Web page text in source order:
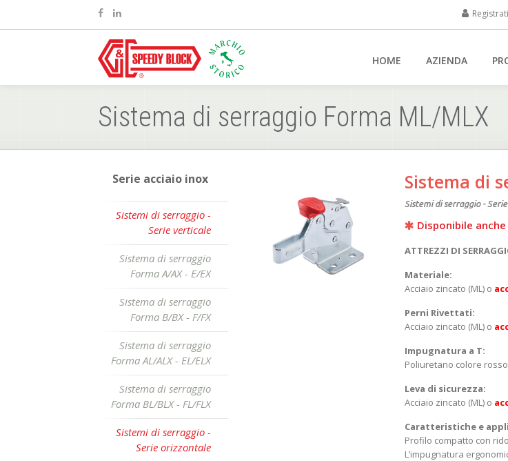
Registrati
HOME AZIENDA
Sistema di serraggio Forma ML/MLX
Serie acciaio inox
Sistemi di serraggio -
Serie verticale
Sistema di serraggio
Forma A/AX - E/EX
Sistema di serraggio
Forma B/BX - F/FX
Sistema di serraggio
Forma AL/ALX - EL/ELX
Sistema di serraggio
Forma BL/BLX - FL/FLX
Sistemi di serraggio -
Serie orizzontale
Sistema di
Sistemi di serraggio -
Disponibile
ATTREZZI DI
Materiale:
Acciaio zincato (ML) o
Perni Rivettati:
Acciaio zincato (ML) o
Impugnatura a T:
Poliuretano colore
Leva di sicurezza:
Acciaio zincato (ML) o
Caratteristiche e
Profilo compatto con
L’impugnatura